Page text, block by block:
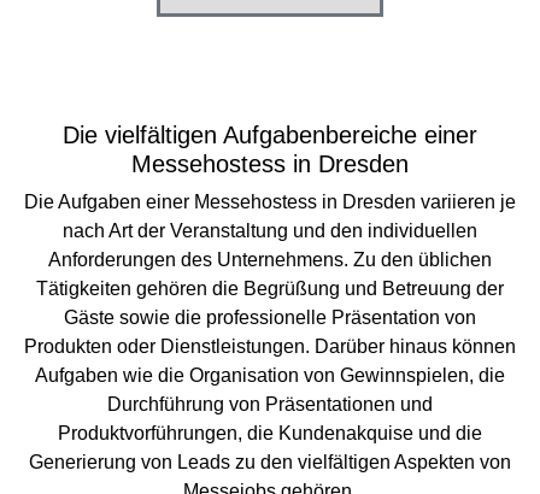
Die vielfältigen Aufgabenbereiche einer
Messehostess in Dresden
Die Aufgaben einer Messehostess in Dresden variieren je
nach Art der Veranstaltung und den individuellen
Anforderungen des Unternehmens. Zu den üblichen
Tätigkeiten gehören die Begrüßung und Betreuung der
Gäste sowie die professionelle Präsentation von
Produkten oder Dienstleistungen. Darüber hinaus können
Aufgaben wie die Organisation von Gewinnspielen, die
Durchführung von Präsentationen und
Produktvorführungen, die Kundenakquise und die
Generierung von Leads zu den vielfältigen Aspekten von